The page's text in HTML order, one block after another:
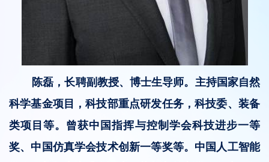
陈磊，长聘副教授、博士生导师。主持国家自然
科学基金项目，科技部重点研发任务，科技委、装备
类项目等。曾获中国指挥与控制学会科技进步一等
奖、中国仿真学会技术创新一等奖等。中国人工智能